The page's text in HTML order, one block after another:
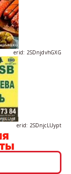
erid: 2SDnjdvhGXG